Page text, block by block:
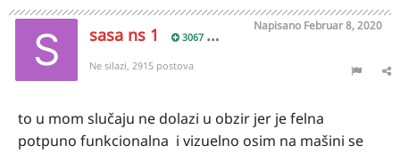
sasa ns 1 3067
Napisano Februar 8, 2020
Ne silazi, 2915 postova
to u mom slučaju ne dolazi u obzir jer je felna
potpuno funkcionalna i vizuelno osim na mašini se